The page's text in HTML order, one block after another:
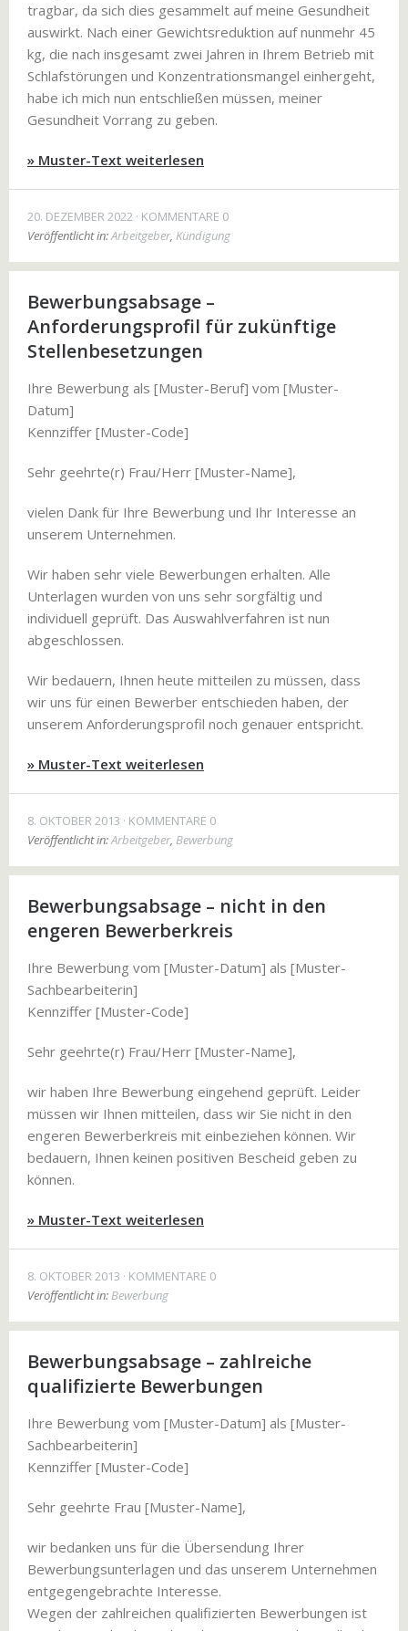
tragbar, da sich dies gesammelt auf meine Gesundheit
auswirkt. Nach einer Gewichtsreduktion auf nunmehr 45
kg, die nach insgesamt zwei Jahren in Ihrem Betrieb mit
Schlafstörungen und Konzentrationsmangel einhergeht,
habe ich mich nun entschließen müssen, meiner
Gesundheit Vorrang zu geben.
» Muster-Text weiterlesen
20. DEZEMBER 2022 KOMMENTARE 0
Veröffentlicht in:Arbeitgeber, Kündigung
Bewerbungsabsage –
Anforderungsprofil für zukünftige
Stellenbesetzungen
Ihre Bewerbung als [Muster-Beruf] vom [Muster-
Datum]
Kennziffer [Muster-Code]
Sehr geehrte(r) Frau/Herr [Muster-Name],
vielen Dank für Ihre Bewerbung und Ihr Interesse an
unserem Unternehmen.
Wir haben sehr viele Bewerbungen erhalten. Alle
Unterlagen wurden von uns sehr sorgfältig und
individuell geprüft. Das Auswahlverfahren ist nun
abgeschlossen.
Wir bedauern, Ihnen heute mitteilen zu müssen, dass
wir uns für einen Bewerber entschieden haben, der
unserem Anforderungsprofil noch genauer entspricht.
» Muster-Text weiterlesen
8. OKTOBER 2013
KOMMENTARE 0
Veröffentlicht in:Arbeitgeber, Bewerbung
Bewerbungsabsage – nicht in den
engeren Bewerberkreis
Ihre Bewerbung vom [Muster-Datum] als [Muster-
Sachbearbeiterin]
Kennziffer [Muster-Code]
Sehr geehrte(r) Frau/Herr [Muster-Name],
wir haben Ihre Bewerbung eingehend geprüft. Leider
müssen wir Ihnen mitteilen, dass wir Sie nicht in den
engeren Bewerberkreis mit einbeziehen können. Wir
bedauern, Ihnen keinen positiven Bescheid geben zu
können.
» Muster-Text weiterlesen
8. OKTOBER 2013
KOMMENTARE 0
Veröffentlicht in:Bewerbung
Bewerbungsabsage – zahlreiche
qualifizierte Bewerbungen
Ihre Bewerbung vom [Muster-Datum] als [Muster-
Sachbearbeiterin]
Kennziffer [Muster-Code]
Sehr geehrte Frau [Muster-Name],
wir bedanken uns für die Übersendung Ihrer
Bewerbungsunterlagen und das unserem Unternehmen
entgegengebrachte Interesse.
Wegen der zahlreichen qualifizierten Bewerbungen ist